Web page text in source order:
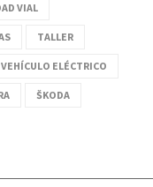
VIAL
TALLER
VEHÍCULO ELÉCTRICO
ŠKODA